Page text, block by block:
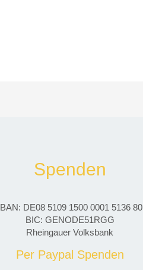
Spenden
DE08 5109 1500 0001 5136 80
BIC: GENODE51RGG
Rheingauer Volksbank
Per Paypal Spenden